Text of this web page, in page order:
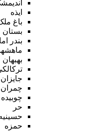
ایذه
باغ
بستان
بندر
بهبهان
جایزان
چمران
چوبیده
حر
حمزه